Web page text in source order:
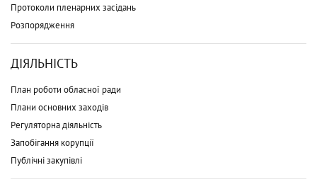
Протоколи пленарних засідань
Розпорядження
ДІЯЛЬНІСТЬ
План роботи обласної ради
Плани основних заходів
Регуляторна діяльність
Запобігання корупції
Публічні закупівлі